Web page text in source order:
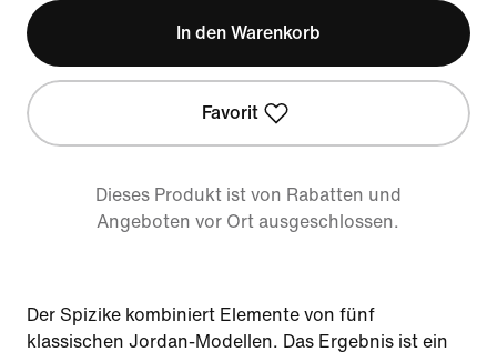
In den Warenkorb
Favorit
Dieses Produkt ist von Rabatten und
Angeboten vor Ort ausgeschlossen.
Der Spizike kombiniert Elemente von fünf
klassischen Jordan-Modellen. Das Ergebnis ist ein